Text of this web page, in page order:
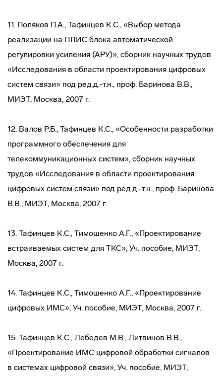
11. Поляков П.А., Тафинцев К.С., «Выбор метода
реализации на ПЛИС блока автоматической
регулировки усиления (АРУ)», сборник научных трудов
«Исследования в области проектирования цифровых
систем связи» под ред.д.-т.н., проф. Баринова В.В.,
МИЭТ, Москва, 2007 г.
12. Валов Р.Б., Тафинцев К.С., «Особенности разработки
программного обеспечения для
телекоммуникационных систем», сборник научных
трудов «Исследования в области проектирования
цифровых систем связи» под ред.д.-т.н., проф. Баринова
В.В., МИЭТ, Москва, 2007 г.
13. Тафинцев К.С., Тимошенко А.Г., «Проектирование
встраиваемых систем для ТКС», Уч. пособие, МИЭТ,
Москва, 2007 г.
14. Тафинцев К.С., Тимошенко А.Г., «Проектирование
цифровых ИМС», Уч. пособие, МИЭТ, Москва, 2007 г.
15. Тафинцев К.С., Лебедев М.В., Литвинов В.В.,
«Проектирование ИМС цифровой обработки сигналов
в системах цифровой связи», Уч. пособие, МИЭТ,